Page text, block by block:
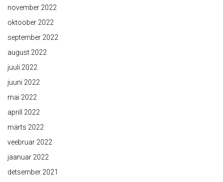
november 2022
oktoober 2022
september 2022
august 2022
juuli 2022
juuni 2022
mai 2022
aprill 2022
märts 2022
veebruar 2022
jaanuar 2022
detsember 2021